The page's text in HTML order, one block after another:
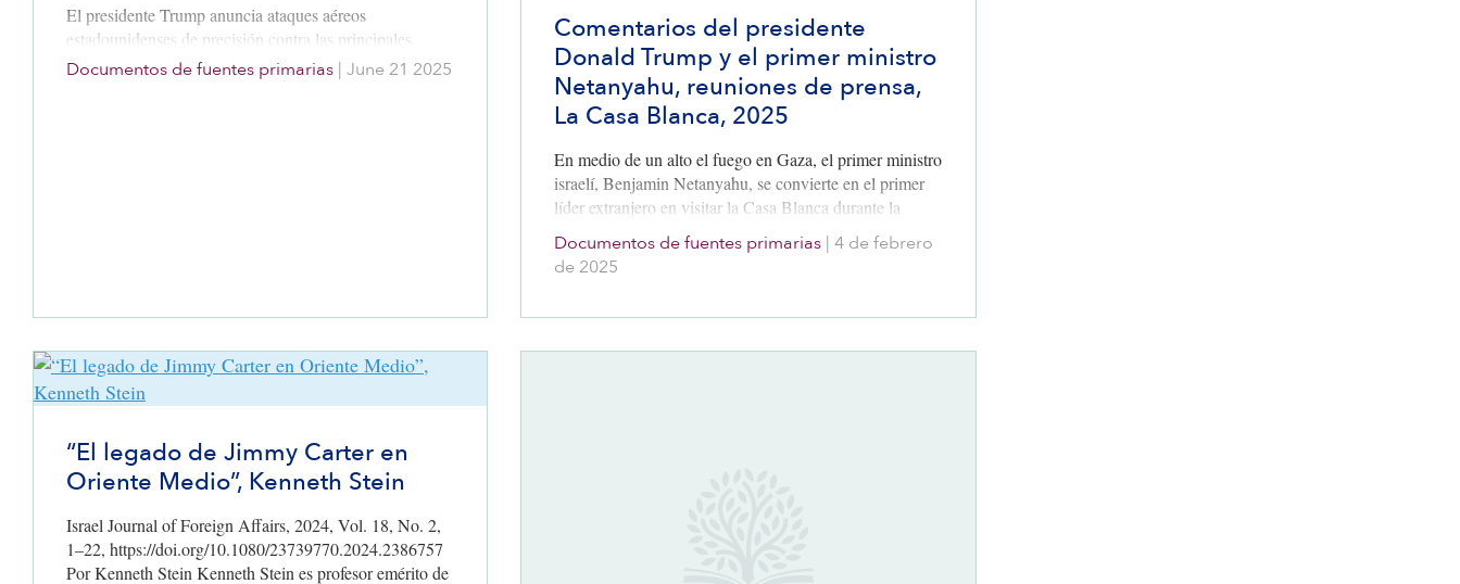
El presidente Trump anuncia ataques aéreos
estadounidenses de precisión contra las principales
instalaciones nucleares de Irán, citando el odio de Irán
hacia Estados Unidos durante cuatro décadas y el
Documentos de fuentes primarias | June 21 2025
Comentarios del presidente
Donald Trump y el primer ministro
Netanyahu, reuniones de prensa,
La Casa Blanca, 2025
En medio de un alto el fuego en Gaza, el primer ministro
israelí, Benjamin Netanyahu, se convierte en el primer
líder extranjero en visitar la Casa Blanca durante la
segunda administración de Trump, y el presidente
Donald Trump aprovecha la ocasión para declarar su
intención de tomar el control y reconstruir Gaza.
Documentos de fuentes primarias | 4 de febrero
de 2025
“El legado de Jimmy Carter en
Oriente Medio”, Kenneth Stein
Israel Journal of Foreign Affairs, 2024, Vol. 18, No. 2,
1–22, https://doi.org/10.1080/23739770.2024.2386757
Por Kenneth Stein Kenneth Stein es profesor emérito de